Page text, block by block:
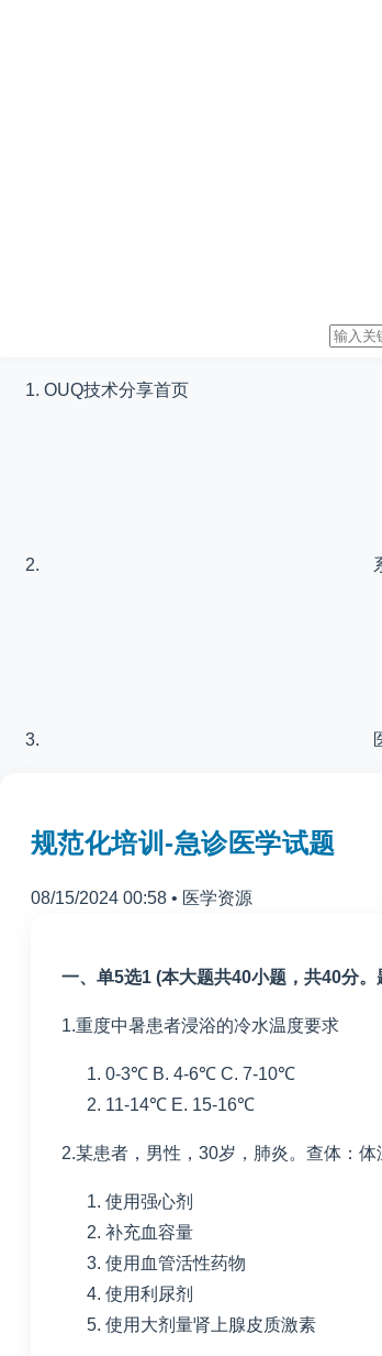
OUQ技术分享首页
规范化培训-急诊医学试题
08/15/2024 00:58 • 医学资源
一、单5选1 (本大题共40小题，共40分。
1.重度中暑患者浸浴的冷水温度要求
0-3℃ B. 4-6℃ C. 7-10℃
11-14℃ E. 15-16℃
2.某患者，男性， 30岁，肺炎。查体：体
使用强心剂
补充血容量
使用血管活性药物
使用利尿剂
使用大剂量肾上腺皮质激素